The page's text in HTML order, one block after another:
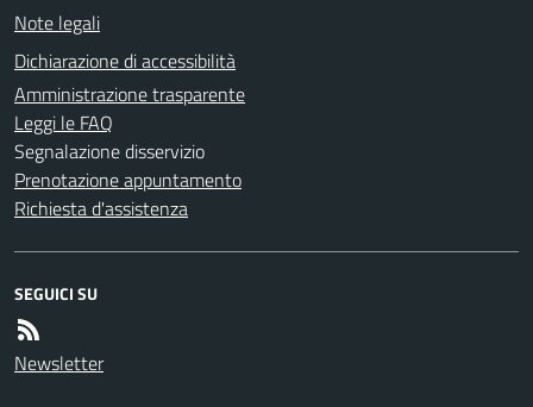
Note legali
Dichiarazione di accessibilità
Amministrazione trasparente
Leggi le FAQ
Segnalazione disservizio
Prenotazione appuntamento
Richiesta d'assistenza
SEGUICI SU
Newsletter